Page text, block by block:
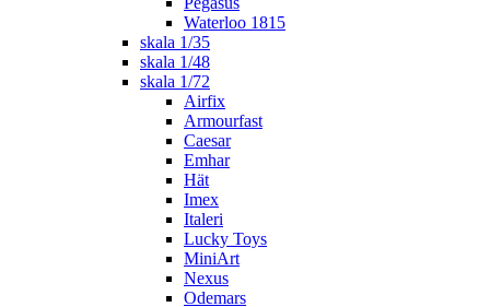
Waterloo 1815
skala 1/35
skala 1/48
skala 1/72
Airfix
Armourfast
Caesar
Emhar
Hät
Imex
Italeri
Lucky Toys
MiniArt
Nexus
Odemars